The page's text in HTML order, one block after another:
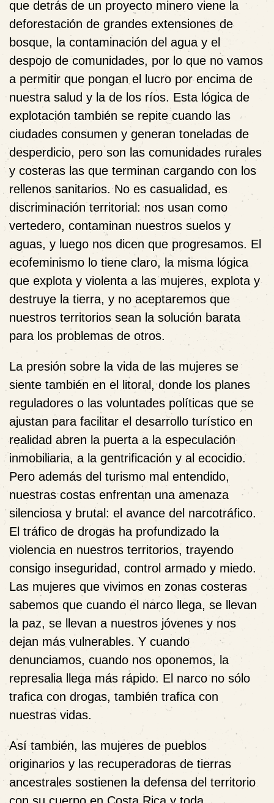
que detrás de un proyecto minero viene la
deforestación de grandes extensiones de
bosque, la contaminación del agua y el
despojo de comunidades, por lo que no vamos
a permitir que pongan el lucro por encima de
nuestra salud y la de los ríos. Esta lógica de
explotación también se repite cuando las
ciudades consumen y generan toneladas de
desperdicio, pero son las comunidades rurales
y costeras las que terminan cargando con los
rellenos sanitarios. No es casualidad, es
discriminación territorial: nos usan como
vertedero, contaminan nuestros suelos y
aguas, y luego nos dicen que progresamos. El
ecofeminismo lo tiene claro, la misma lógica
que explota y violenta a las mujeres, explota y
destruye la tierra, y no aceptaremos que
nuestros territorios sean la solución barata
para los problemas de otros.
La presión sobre la vida de las mujeres se
siente también en el litoral, donde los planes
reguladores o las voluntades políticas que se
ajustan para facilitar el desarrollo turístico en
realidad abren la puerta a la especulación
inmobiliaria, a la gentrificación y al ecocidio.
Pero además del turismo mal entendido,
nuestras costas enfrentan una amenaza
silenciosa y brutal: el avance del narcotráfico.
El tráfico de drogas ha profundizado la
violencia en nuestros territorios, trayendo
consigo inseguridad, control armado y miedo.
Las mujeres que vivimos en zonas costeras
sabemos que cuando el narco llega, se llevan
la paz, se llevan a nuestros jóvenes y nos
dejan más vulnerables. Y cuando
denunciamos, cuando nos oponemos, la
represalia llega más rápido. El narco no sólo
trafica con drogas, también trafica con
nuestras vidas.
Así también, las mujeres de pueblos
originarios y las recuperadoras de tierras
ancestrales sostienen la defensa del territorio